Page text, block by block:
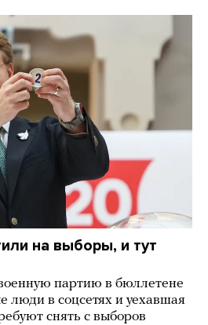
на выборы, и тут
партию в бюллетене
люди в соцсетях и уехавшая
снять с выборов